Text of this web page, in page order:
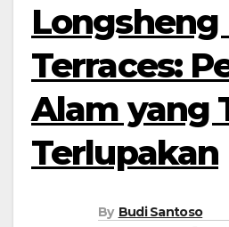
Longsheng
Terraces:
Alam yang
Terlupakan
By Budi Santoso